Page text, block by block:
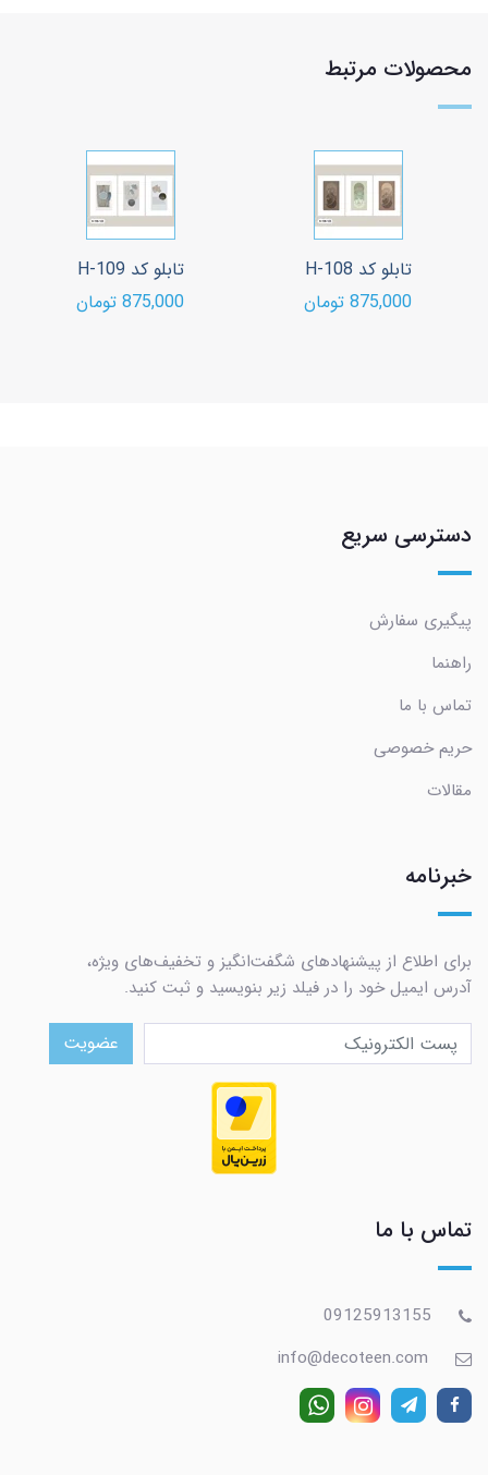
محصولات مرتبط
تابلو کد H-108
875,000 تومان
تابلو کد H-109
875,000 تومان
دسترسی سریع
پیگیری سفارش
راهنما
تماس با ما
حریم خصوصی
مقالات
خبرنامه
برای اطلاع از پیشنهادهای شگفت‌انگیز و تخفیف‌های ویژه،
آدرس ایمیل خود را در فیلد زیر بنویسید و ثبت کنید.
عضویت
تماس با ما